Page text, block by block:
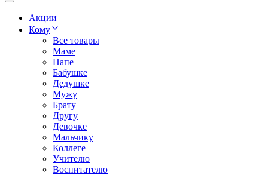
Акции
Кому
Все товары
Маме
Папе
Бабушке
Дедушке
Мужу
Брату
Другу
Девочке
Мальчику
Коллеге
Учителю
Воспитателю